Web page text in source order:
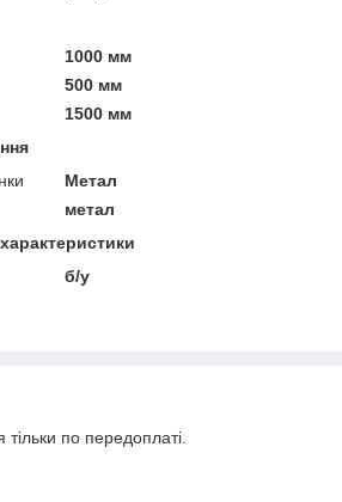
1000 мм
500 мм
1500 мм
Метал
метал
б/у
тільки по передоплаті.